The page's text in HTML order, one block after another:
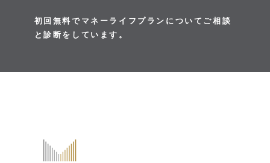
初回無料でマネーライフプランについてご相談
と診断をしています。